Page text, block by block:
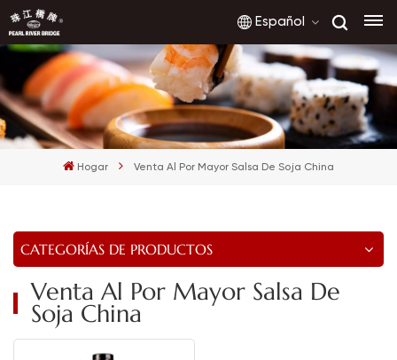
Español
English
français
Hogar Venta Al Por Mayor Salsa De Soja China
CATEGORÍAS DE PRODUCTOS
Venta Al Por Mayor Salsa De
Soja China